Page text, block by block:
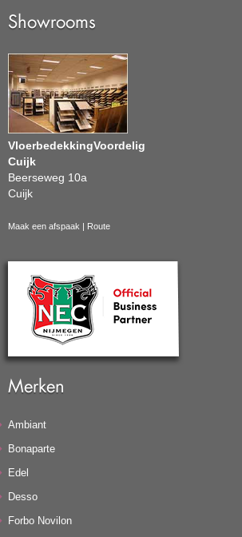
Showrooms
VloerbedekkingVoordelig
Cuijk
Beerseweg 10a
Cuijk
Maak een afspaak Route
Merken
Ambiant
Bonaparte
Edel
Desso
Forbo Novilon